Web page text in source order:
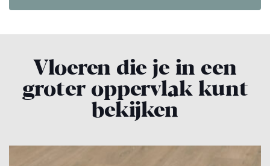
Vloeren die je in een
groter oppervlak kunt
bekijken